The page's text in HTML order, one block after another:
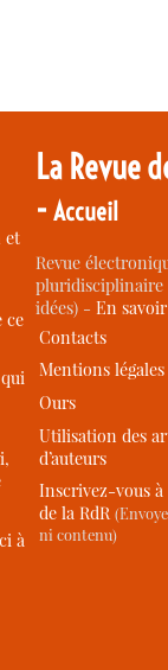
et
ce
à
La Revue
-Accueil
Revue
idées) -En
Contacts
Mentions légales
Ours
Utilisation des
d’auteurs
Inscrivez-vous
de la RdR
ni contenu)